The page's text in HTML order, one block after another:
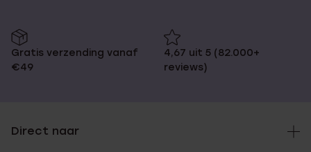
Gratis verzending vanaf
€49
4,67 uit 5 (82.000+
reviews)
Direct naar